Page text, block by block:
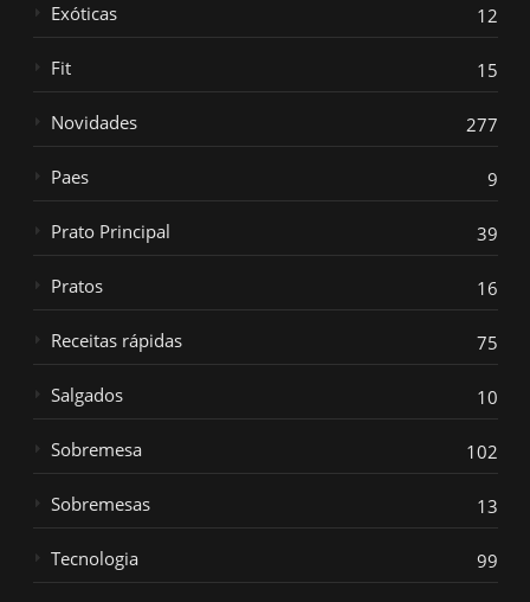
Exóticas 12
Fit 15
Novidades 277
Paes 9
Prato Principal 39
Pratos 16
Receitas rápidas 75
Salgados 10
Sobremesa 102
Sobremesas 13
Tecnologia 99